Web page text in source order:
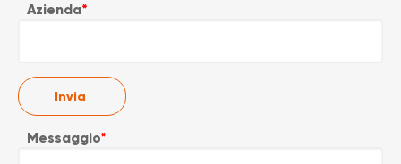
Azienda*
Messaggio*